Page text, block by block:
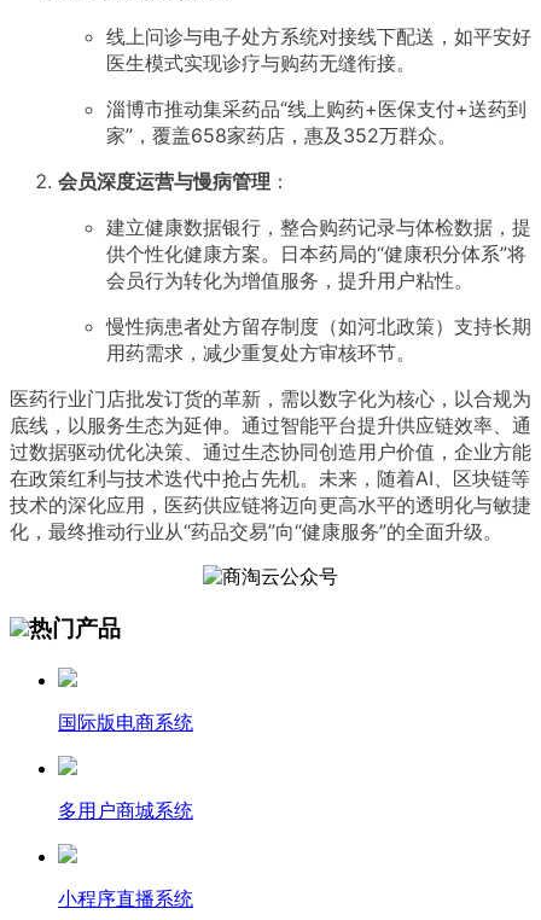
线上问诊与电子处方系统对接线下配送，如平安好
医生模式实现诊疗与购药无缝衔接。
淄博市推动集采药品“线上购药+医保支付+送药到
家”，覆盖658家药店，惠及352万群众。
会员深度运营与慢病管理 ：
建立健康数据银行，整合购药记录与体检数据，提
供个性化健康方案。日本药局的“健康积分体系”将
会员行为转化为增值服务，提升用户粘性。
慢性病患者处方留存制度（如河北政策）支持长期
用药需求，减少重复处方审核环节。
医药行业门店批发订货的革新，需以数字化为核心，以合规为
底线，以服务生态为延伸。通过智能平台提升供应链效率、通
过数据驱动优化决策、通过生态协同创造用户价值，企业方能
在政策红利与技术迭代中抢占先机。未来，随着AI、区块链等
技术的深化应用，医药供应链将迈向更高水平的透明化与敏捷
化，最终推动行业从“药品交易”向“健康服务”的全面升级。
热门产品
国际版电商系统
多用户商城系统
小程序直播系统